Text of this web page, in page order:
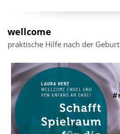
wellcome
praktische Hilfe nach der Geburt